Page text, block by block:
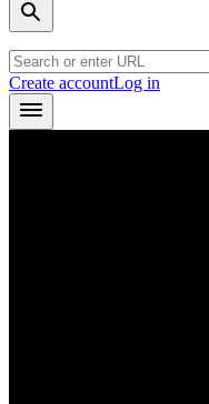
Create accountLog in